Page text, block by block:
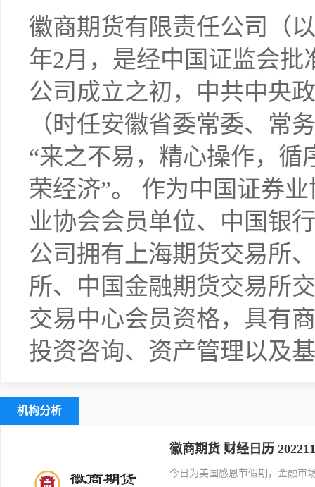
徽商期货有限责任公司（
年2月，是经中国证监会
公司成立之初，中共中央
（时任安徽省委常委、常
“来之不易，精心操作，
荣经济”。 作为中国证券
业协会会员单位、中国银
公司拥有上海期货交易所
所、中国金融期货交易所
交易中心会员资格，具有
投资咨询、资产管理以及
机构分析
徽商期货 财经日历
今日为美国感恩节假期，金融市